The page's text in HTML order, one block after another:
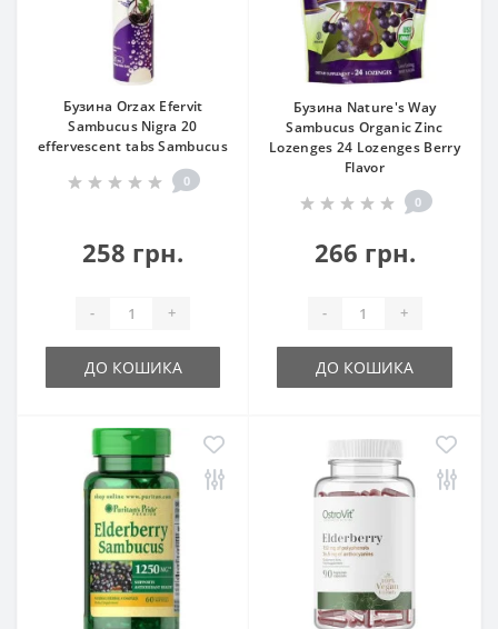
Бузина Orzax Efervit
Sambucus Nigra 20
effervescent tabs Sambucus
0
258 грн.
- +
ДО КОШИКА
Бузина Nature's Way
Sambucus Organic Zinc
Lozenges 24 Lozenges Berry
Flavor
0
266 грн.
- +
ДО КОШИКА